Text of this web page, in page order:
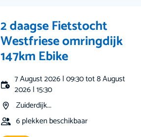
2 daagse Fietstocht
Westfriese omringdijk
147km Ebike
7 August 2026 | 09:30 tot 8 August
2026 | 15:30
Zuiderdijk...
6 plekken beschikbaar